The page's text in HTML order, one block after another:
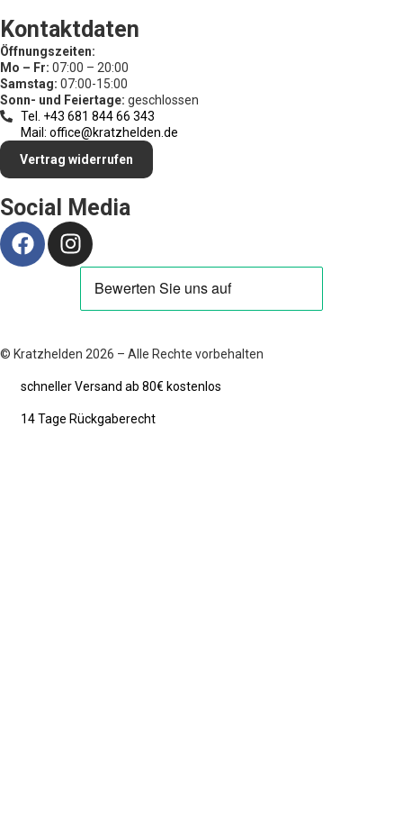
Kontaktdaten
Öffnungszeiten:
Mo – Fr: 07:00 – 20:00
Samstag: 07:00-15:00
Sonn- und Feiertage: geschlossen
Tel. +43 681 844 66 343
Mail: office@kratzhelden.de
Vertrag widerrufen
Social Media
© Kratzhelden 2026 – Alle Rechte vorbehalten
schneller Versand ab 80€ kostenlos
14 Tage Rückgaberecht